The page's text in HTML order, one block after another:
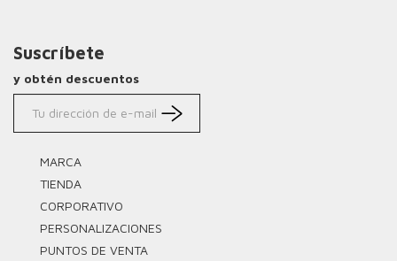
Suscríbete
y obtén descuentos
MARCA
TIENDA
CORPORATIVO
PERSONALIZACIONES
PUNTOS DE VENTA